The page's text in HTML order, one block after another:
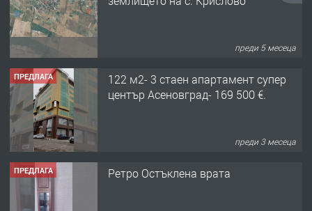
ПРЕДЛАГА
122 м2- 3 стаен апартамент супер
ПРЕДЛАГА Ретро Остъклена врата
ПРЕДЛАГА